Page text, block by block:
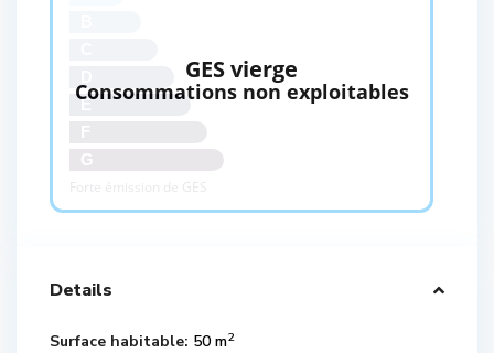
E
G
GES vierge
Consommations non exploitables
Details
Surface habitable: 50 m2